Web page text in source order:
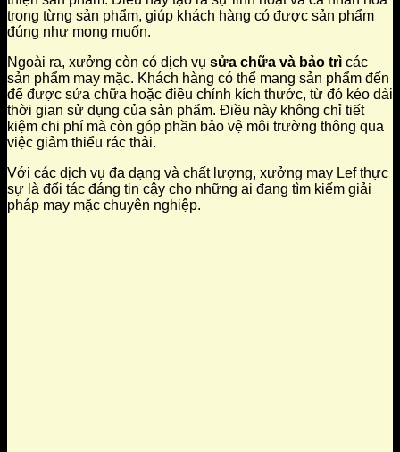
trong từng sản phẩm, giúp khách hàng có được sản phẩm
đúng như mong muốn.
Ngoài ra, xưởng còn có dịch vụ sửa chữa và bảo trì các
sản phẩm may mặc. Khách hàng có thể mang sản phẩm đến
để được sửa chữa hoặc điều chỉnh kích thước, từ đó kéo dài
thời gian sử dụng của sản phẩm. Điều này không chỉ tiết
kiệm chi phí mà còn góp phần bảo vệ môi trường thông qua
việc giảm thiểu rác thải.
Với các dịch vụ đa dạng và chất lượng, xưởng may Lef thực
sự là đối tác đáng tin cậy cho những ai đang tìm kiếm giải
pháp may mặc chuyên nghiệp.